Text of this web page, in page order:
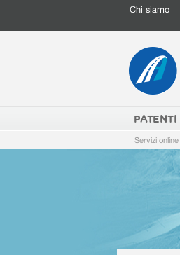
Chi siamo
PATENTI
Servizi online